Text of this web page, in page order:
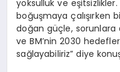
yoksulluk ve
boğuşmaya çalışırken
doğan güçle,
ve BM’nin 2030
sağlayabiliriz” diye